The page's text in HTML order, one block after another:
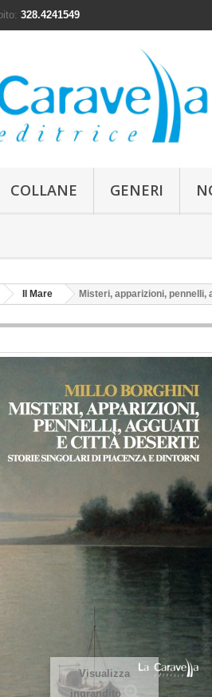
328.4241549
COLLANE GENERI
Il Mare Misteri, apparizioni,
Visualizza
ingrandito